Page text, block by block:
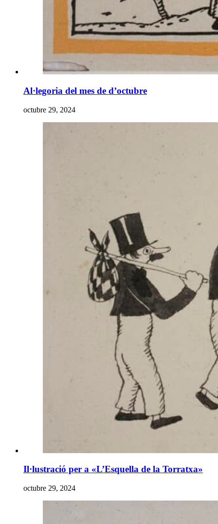
Al·legoria del mes de d’octubre
octubre 29, 2024
Il·lustració per a «L’Esquella de la Torratxa»
octubre 29, 2024